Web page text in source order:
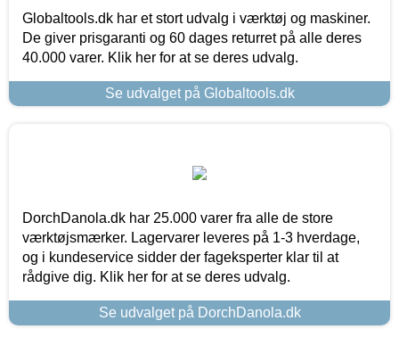
Globaltools.dk har et stort udvalg i værktøj og maskiner.
De giver prisgaranti og 60 dages returret på alle deres
40.000 varer. Klik her for at se deres udvalg.
Se udvalget på Globaltools.dk
DorchDanola.dk har 25.000 varer fra alle de store
værktøjsmærker. Lagervarer leveres på 1-3 hverdage,
og i kundeservice sidder der fageksperter klar til at
rådgive dig. Klik her for at se deres udvalg.
Se udvalget på DorchDanola.dk